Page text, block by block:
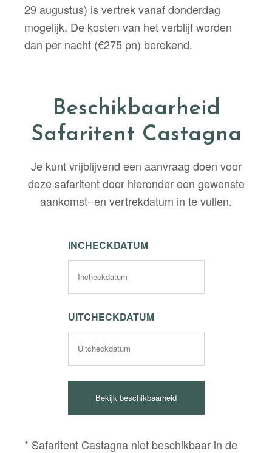
29 augustus) is vertrek vanaf donderdag
mogelijk. De kosten van het verblijf worden
dan per nacht (€275 pn) berekend.
Beschikbaarheid
Safaritent Castagna
Je kunt vrijblijvend een aanvraag doen voor
deze safaritent door hieronder een gewenste
aankomst- en vertrekdatum in te vullen.
INCHECKDATUM
UITCHECKDATUM
* Safaritent Castagna niet beschikbaar in de